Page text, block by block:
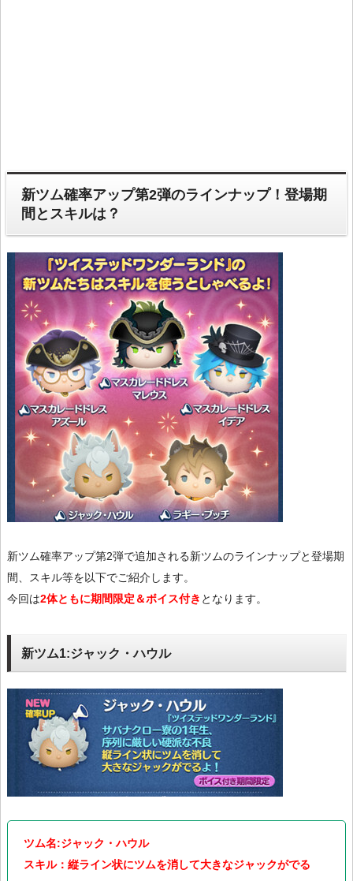
新ツム確率アップ第2弾のラインナップ！登場期
間とスキルは？
新ツム確率アップ第2弾で追加される新ツムのラインナップと登場期
間、スキル等を以下でご紹介します。
今回は2体ともに期間限定＆ボイス付き となります。
新ツム1:ジャック・ハウル
ツム名:ジャック・ハウル
スキル：縦ライン状にツムを消して大きなジャックがでる